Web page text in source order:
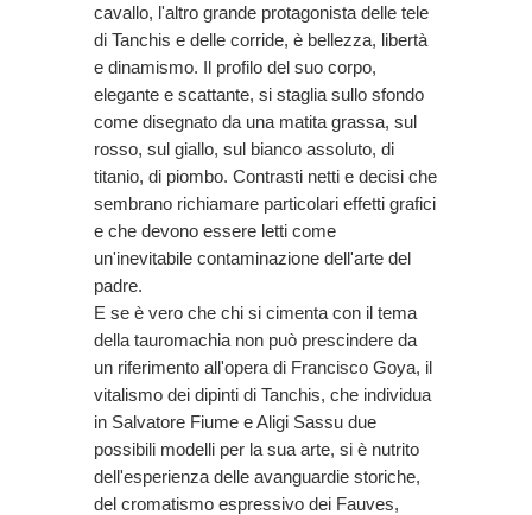
cavallo, l'altro grande protagonista delle tele
di Tanchis e delle corride, è bellezza, libertà
e dinamismo. Il profilo del suo corpo,
elegante e scattante, si staglia sullo sfondo
come disegnato da una matita grassa, sul
rosso, sul giallo, sul bianco assoluto, di
titanio, di piombo. Contrasti netti e decisi che
sembrano richiamare particolari effetti grafici
e che devono essere letti come
un'inevitabile contaminazione dell'arte del
padre.
E se è vero che chi si cimenta con il tema
della tauromachia non può prescindere da
un riferimento all'opera di Francisco Goya, il
vitalismo dei dipinti di Tanchis, che individua
in Salvatore Fiume e Aligi Sassu due
possibili modelli per la sua arte, si è nutrito
dell'esperienza delle avanguardie storiche,
del cromatismo espressivo dei Fauves,